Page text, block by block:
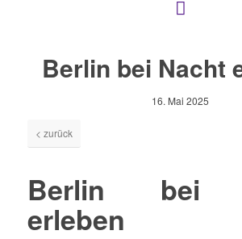
Berlin bei Nacht
16. Mai 2025
< zurück
Berlin bei
erleben